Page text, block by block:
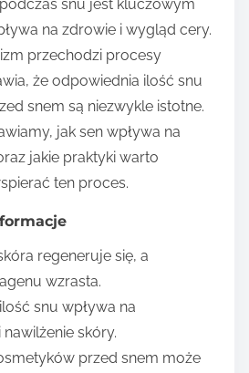
snu jest kluczowym
na zdrowie i wygląd cery.
przechodzi procesy
że odpowiednia ilość snu
snem są niezwykle istotne.
jak sen wpływa na
jakie praktyki warto
ten proces.
regeneruje się, a
wzrasta.
snu wpływa na
skóry.
przed snem może